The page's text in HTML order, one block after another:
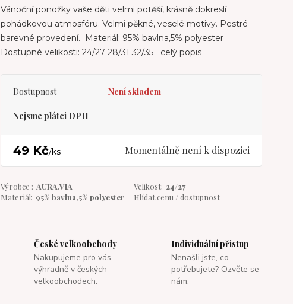
Vánoční ponožky vaše děti velmi potěší, krásně dokreslí
pohádkovou atmosféru. Velmi pěkné, veselé motivy. Pestré
barevné provedení. Materiál: 95% bavlna,5% polyester
Dostupné velikosti: 24/27 28/31 32/35 celý popis
Dostupnost Není skladem
Nejsme plátci DPH
49 Kč/ks Momentálně není k dispozici
Výrobce : AURA.VIA Velikost: 24/27
Materiál: 95% bavlna,5% polyester Hlídat cenu / dostupnost
České velkoobchody
Nakupujeme pro vás
výhradně v českých
velkoobchodech.
Individuální přistup
Nenašli jste, co
potřebujete? Ozvěte se
nám.